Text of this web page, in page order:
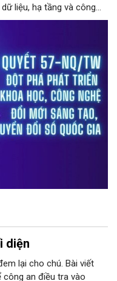
liệu, hạ tầng và công
diện
lại cho chú. Bài viết
công an điều tra vào